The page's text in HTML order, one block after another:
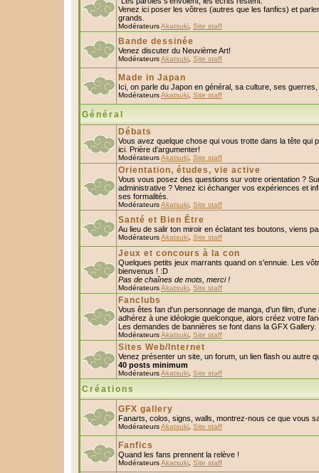
Venez ici poser les vôtres (autres que les fanfics) et
grands.
ModérateursAkatsuki Site staff
Bande dessinée
Venez discuter du Neuvième Art!
ModérateursAkatsuki Site staff
Made in Japan
Ici, on parle du Japon en général, sa culture, ses
ModérateursAkatsuki Site staff
Général
Débats
Vous avez quelque chose qui vous trotte dans la tête qui
ici. Prière d'argumenter!
ModérateursAkatsuki Site staff
Orientation, études, vie active
Vous vous posez des questions sur votre orientation ?
administrative ? Venez ici échanger vos expériences et
ses formalités.
ModérateursAkatsuki Site staff
Santé et Bien Être
Au lieu de salir ton miroir en éclatant tes boutons, viens
ModérateursAkatsuki Site staff
Jeux et concours à la con
Quelques petits jeux marrants quand on s'ennuie. Les
bienvenus ! :D
Pas de chaînes de mots, merci !
ModérateursAkatsuki Site staff
Fanclubs
Vous êtes fan d'un personnage de manga, d'un film,
adhérez à une idéologie quelconque, alors créez votre
Les demandes de bannières se font dans la GFX Gallery.
ModérateursAkatsuki Site staff
Sites Web/Internet
Venez présenter un site, un forum, un lien flash ou autre
40 posts minimum
ModérateursAkatsuki Site staff
Créations
GFX gallery
Fanarts, colos, signs, walls, montrez-nous ce que vous
ModérateursAkatsuki Site staff
Fanfics
Quand les fans prennent la relève !
ModérateursAkatsuki Site staff